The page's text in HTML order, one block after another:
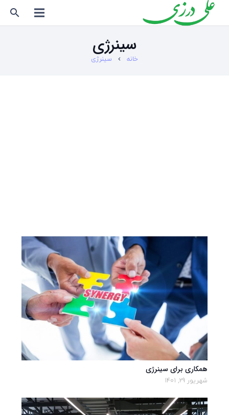
search
سینرژی
خانه chevron_right سینرژی
همکاری برای سینرژی
شهریور 29, 1401